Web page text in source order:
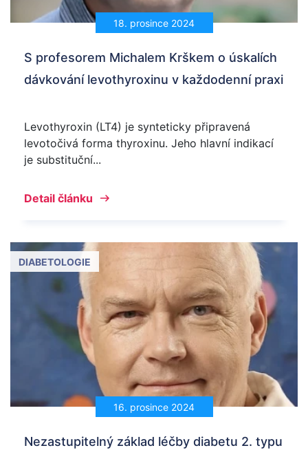
18. prosince 2024
S profesorem Michalem Krškem o úskalích
dávkování levothyroxinu v každodenní praxi
Levothyroxin (LT4) je synteticky připravená
levotočivá forma thyroxinu. Jeho hlavní indikací
je substituční...
Detail článku
16. prosince 2024
DIABETOLOGIE
Nezastupitelný základ léčby diabetu 2. typu